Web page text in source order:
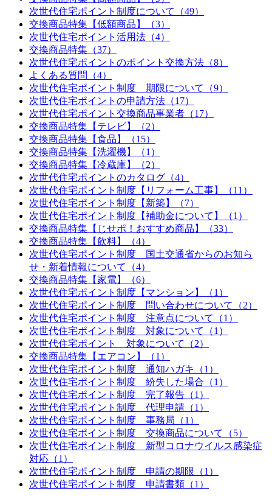
次世代住宅ポイント制度について（49）
交換商品特集【低額商品】（3）
次世代住宅ポイント活用法（4）
交換商品特集（37）
次世代住宅ポイントのポイント交換方法（8）
よくある質問（4）
次世代住宅ポイント制度 期限について（9）
次世代住宅ポイントの申請方法（17）
次世代住宅ポイント交換商品事業者（17）
交換商品特集【テレビ】（2）
交換商品特集【食品】（15）
交換商品特集【洗濯機】（1）
交換商品特集【冷蔵庫】（2）
次世代住宅ポイントのカタログ（4）
次世代住宅ポイント制度【リフォーム工事】（11）
次世代住宅ポイント制度【新築】（7）
次世代住宅ポイント制度【補助金について】（1）
交換商品特集【じせポ！おすすめ商品】（33）
交換商品特集【飲料】（4）
次世代住宅ポイント制度 国土交通省からのお知ら
せ・新着情報について（4）
交換商品特集【家電】（6）
次世代住宅ポイント制度【マンション】（1）
次世代住宅ポイント制度 問い合わせについて（2）
次世代住宅ポイント制度 注意点について（1）
次世代住宅ポイント制度 対象について（1）
次世代住宅ポイント 対象について（2）
交換商品特集【エアコン】（1）
次世代住宅ポイント制度 通知ハガキ（1）
次世代住宅ポイント制度 紛失した場合（1）
次世代住宅ポイント制度 完了報告（1）
次世代住宅ポイント制度 代理申請（1）
次世代住宅ポイント制度 事務局（1）
次世代住宅ポイント制度 交換商品について（5）
次世代住宅ポイント制度 新型コロナウイルス感染症
対応（1）
次世代住宅ポイント制度 申請の期限（1）
次世代住宅ポイント制度 申請書類（1）